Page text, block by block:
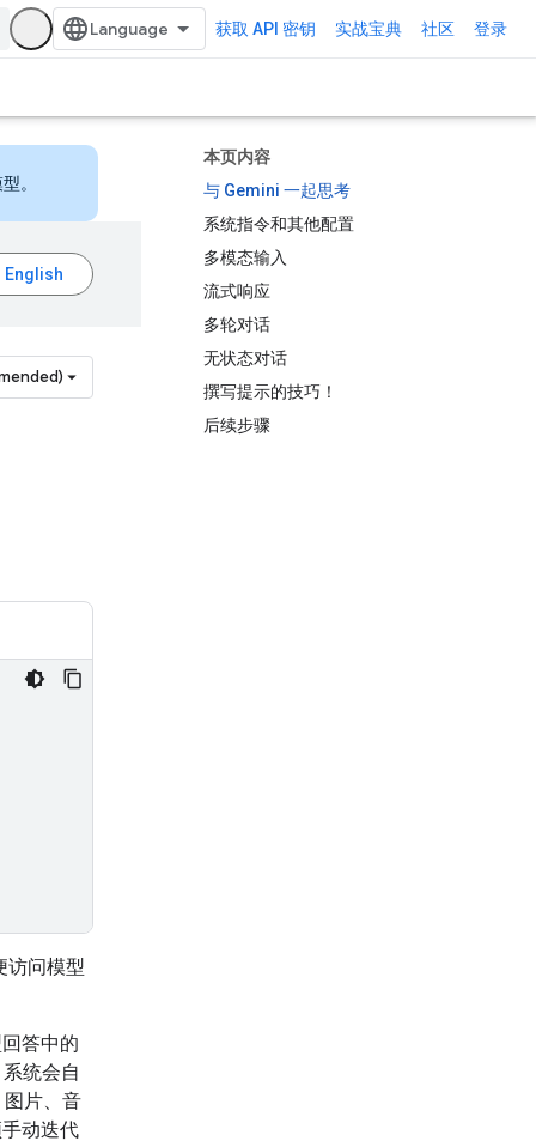
获取 API 密钥 实战宝典 社区 登录
本页内容
与 Gemini 一起思考
系统指令和其他配置
多模态输入
流式响应
多轮对话
无状态对话
撰写提示的技巧！
后续步骤
。
访问模型
答中的
统会自
片、音
动迭代